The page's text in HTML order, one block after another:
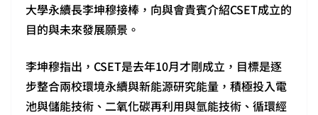
大學永續長李坤穆接棒，向與會貴賓介紹CSET成立的
目的與未來發展願景。
李坤穆指出，CSET是去年10月才剛成立，目標是逐
步整合兩校環境永續與新能源研究能量，積極投入電
池與儲能技術、二氧化碳再利用與氫能技術、循環經